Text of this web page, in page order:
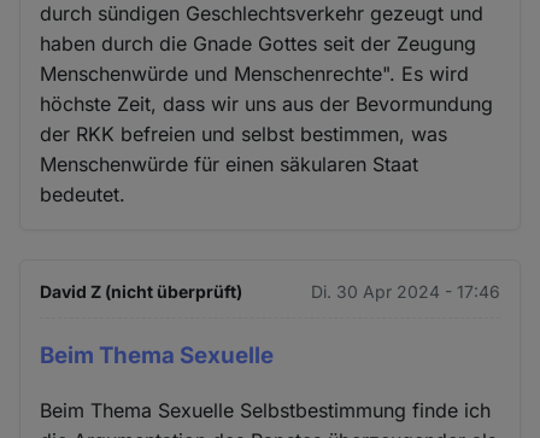
durch sündigen Geschlechtsverkehr gezeugt und
haben durch die Gnade Gottes seit der Zeugung
Menschenwürde und Menschenrechte". Es wird
höchste Zeit, dass wir uns aus der Bevormundung
der RKK befreien und selbst bestimmen, was
Menschenwürde für einen säkularen Staat
bedeutet.
David Z (nicht überprüft) Di. 30 Apr 2024 - 17:46
Beim Thema Sexuelle
Beim Thema Sexuelle Selbstbestimmung finde ich